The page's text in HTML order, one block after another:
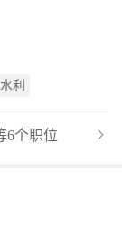
利
6个职位